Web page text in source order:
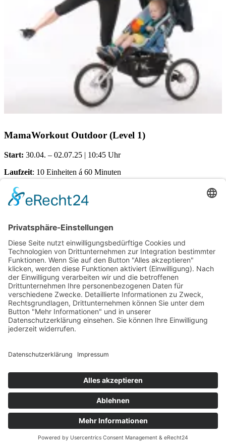
MamaWorkout Outdoor (Level 1)
Start: 30.04. – 02.07.25 | 10:45 Uhr
Laufzeit: 10 Einheiten á 60 Minuten
Treffpunkt:
Kosten pro Teilnehmerin:
145,00
Verfügbare Plätze:
Nicht vorrätig
Startseite
Impressum
Datenschutzerklärung
Barrierefreiheitserklärung
Vertrag widerrufen
AGB
Zahlung & Versand
Startseite
Datenschutzerklärung
Barrierefreiheitserklärung
Vertrag widerrufen
Zahlung & Versand
Bauchwärts Paderborn|hello@bauchwaerts-paderborn.de